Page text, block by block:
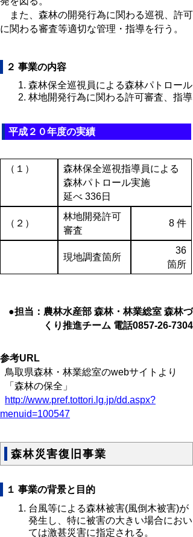
また、森林の開発行為に関わる巡視、許可
に関わる審査等適切な管理・指導を行う。
２ 事業の内容
森林保全巡視員による森林パトロール
林地開発行為に関わる許可審査、指導
平成２０年度の実績
（１）
森林保全巡視指導員による
森林パトロール実施
延べ 336日
（２）
林地開発許可
審査
8 件
現地調査箇所
36
箇所
●担当：農林水産部 森林・林業総室 森林づ
くり推進チーム 電話0857-26-7304
参考URL
鳥取県森林・林業総室のwebサイトより
「森林の保全」
http://www.pref.tottori.lg.jp/dd.aspx?
menuid=100547
森林災害復旧事業
１ 事業の背景と目的
台風等による森林被害(風倒木被害)が
発生し、特に被害の大きい場合におい
ては激甚災害に指定される。